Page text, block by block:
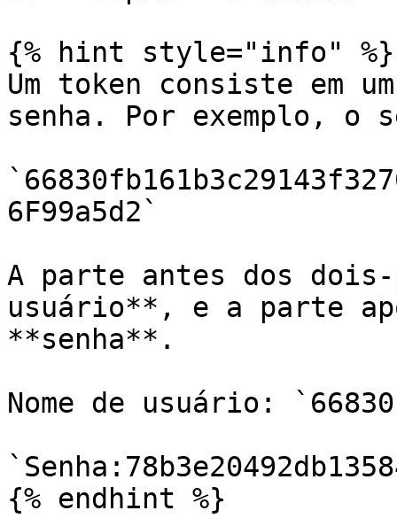
{% hint style="info" %}
Um token consiste em
senha. Por exemplo, o
6F99a5d2`
A parte antes dos
usuário**, e a parte
**senha**.
Nome de usuário:
{% endhint %}